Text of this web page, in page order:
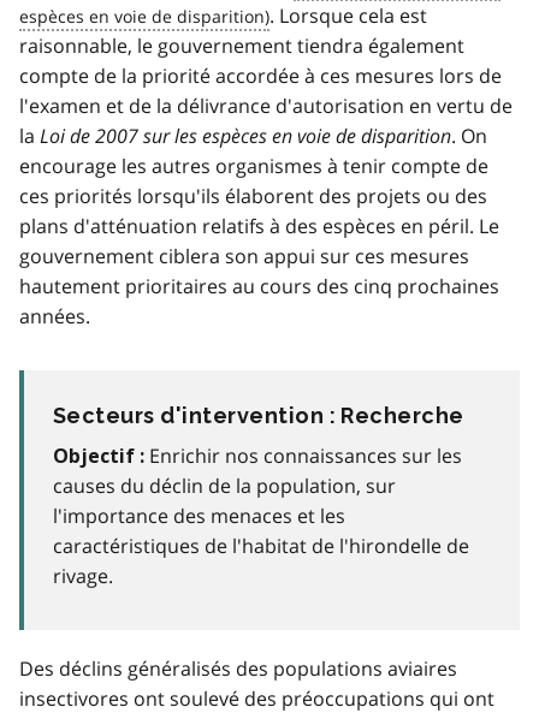
. Lorsque cela est
raisonnable, le gouvernement tiendra également
compte de la priorité accordée à ces mesures lors de
l'examen et de la délivrance d'autorisation en vertu de
la Loi de 2007 sur les espèces en voie de disparition. On
encourage les autres organismes à tenir compte de
ces priorités lorsqu'ils élaborent des projets ou des
plans d'atténuation relatifs à des espèces en péril. Le
gouvernement ciblera son appui sur ces mesures
hautement prioritaires au cours des cinq prochaines
années.
Secteurs d'intervention : Recherche
Objectif : Enrichir nos connaissances sur les
causes du déclin de la population, sur
l'importance des menaces et les
caractéristiques de l'habitat de l'hirondelle de
rivage.
Des déclins généralisés des populations aviaires
insectivores ont soulevé des préoccupations qui ont